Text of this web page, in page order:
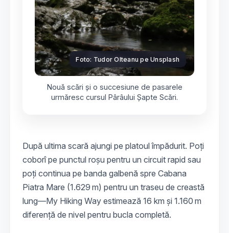
Foto: Tudor Olteanu pe Unsplash
Nouă scări și o succesiune de pasarele
urmăresc cursul Pârâului Șapte Scări.
După ultima scară ajungi pe platoul împădurit. Poți
coborî pe punctul roșu pentru un circuit rapid sau
poți continua pe banda galbenă spre Cabana
Piatra Mare (1.629 m) pentru un traseu de creastă
lung—My Hiking Way estimează 16 km și 1.160 m
diferență de nivel pentru bucla completă.